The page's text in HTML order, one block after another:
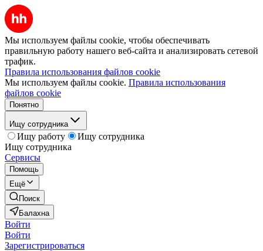
Мы используем файлы cookie, чтобы обеспечивать
правильную работу нашего веб-сайта и анализировать сетевой
трафик.
Правила использования файлов cookie
Мы используем файлы cookie. Правила использования
файлов cookie
Понятно
Ищу сотрудника
Ищу работу
Ищу сотрудника
Ищу сотрудника
Сервисы
Помощь
Ещё
Поиск
Балахна
Войти
Войти
Зарегистрироваться